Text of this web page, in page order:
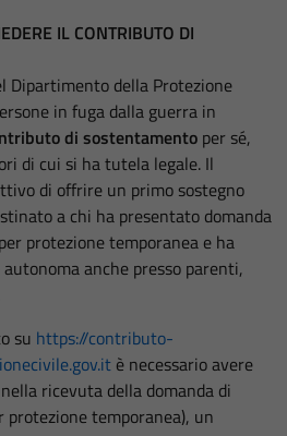
IL CONTRIBUTO DI
Dipartimento della Protezione
in fuga dalla guerra in
di sostentamento per sé,
di cui si ha tutela legale. Il
di offrire un primo sostegno
a chi ha presentato domanda
protezione temporanea e ha
anche presso parenti,
su https://contributo-
è necessario avere
ricevuta della domanda di
protezione temporanea), un